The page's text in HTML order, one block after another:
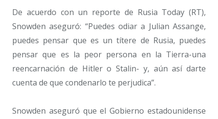
De acuerdo con un reporte de Rusia Today (RT),
Snowden aseguró: “Puedes odiar a Julian Assange,
puedes pensar que es un títere de Rusia, puedes
pensar que es la peor persona en la Tierra-una
reencarnación de Hitler o Stalin- y, aún así darte
cuenta de que condenarlo te perjudica”.
Snowden aseguró que el Gobierno estadounidense